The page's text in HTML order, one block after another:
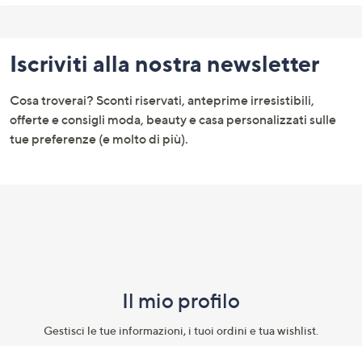
menu
e
informazioni
Iscriviti alla nostra newsletter
Cosa troverai? Sconti riservati, anteprime irresistibili,
offerte e consigli moda, beauty e casa personalizzati sulle
tue preferenze (e molto di più).
Il mio profilo​
Gestisci le tue informazioni, i tuoi ordini e tua wishlist.​